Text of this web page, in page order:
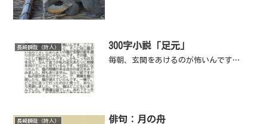
長崎瞬哉（詩人） 300字小説「足元」
毎朝、玄関をあけるのが怖いんです…
長崎瞬哉（詩人） 俳句：月の舟